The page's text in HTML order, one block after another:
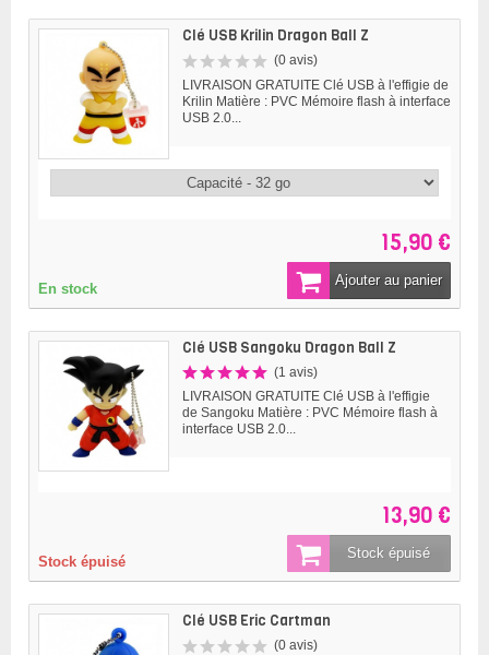
Clé USB Krilin Dragon Ball Z
(0 avis)
LIVRAISON GRATUITE Clé USB à l'effigie de
Krilin Matière : PVC Mémoire flash à interface
USB 2.0...
15,90 €
En stock
Ajouter au panier
Clé USB Sangoku Dragon Ball Z
(1 avis)
LIVRAISON GRATUITE Clé USB à l'effigie
de Sangoku Matière : PVC Mémoire flash à
interface USB 2.0...
13,90 €
Stock épuisé
Stock épuisé
Clé USB Eric Cartman
(0 avis)